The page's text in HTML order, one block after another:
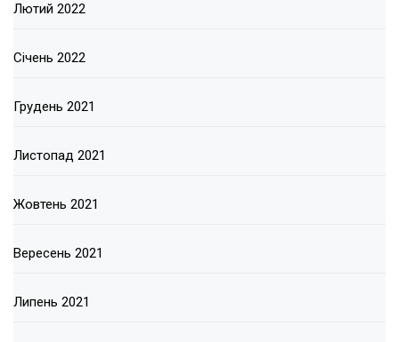
Лютий 2022
Січень 2022
Грудень 2021
Листопад 2021
Жовтень 2021
Вересень 2021
Липень 2021